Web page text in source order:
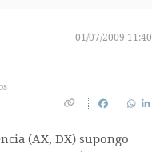
01/07/2009 11:40
(AX, DX) supongo